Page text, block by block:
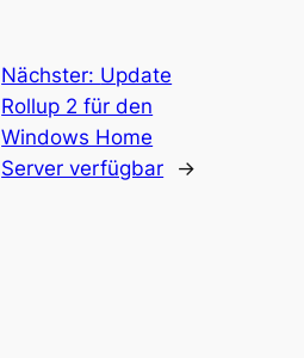
Nächster: Update
Rollup 2 für den
Windows Home
Server verfügbar
→